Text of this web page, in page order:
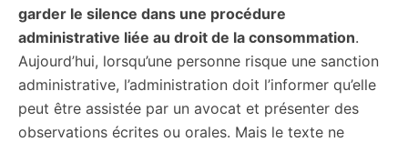
garder le silence dans une procédure
administrative liée au droit de la consommation.
Aujourd’hui, lorsqu’une personne risque une sanction
administrative, l’administration doit l’informer qu’elle
peut être assistée par un avocat et présenter des
observations écrites ou orales. Mais le texte ne